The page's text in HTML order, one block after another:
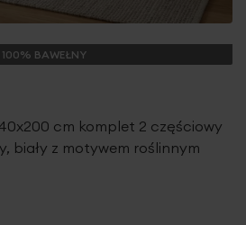
100% BAWEŁNY
cm komplet 2 częściowy
biały z motywem roślinnym